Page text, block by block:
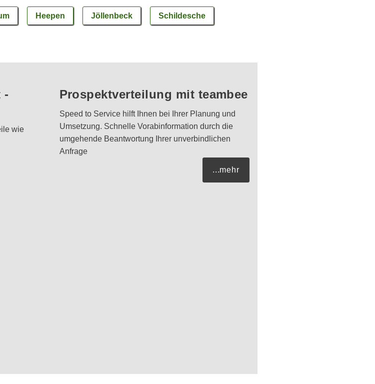
Heepen Jöllenbeck Schildesche
-
wie
Prospektverteilung mit teambee
Speed to Service hilft Ihnen bei Ihrer Planung und
Umsetzung. Schnelle Vorabinformation durch die
umgehende Beantwortung Ihrer unverbindlichen
Anfrage
...mehr